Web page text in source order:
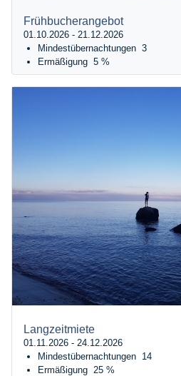
Frühbucherangebot
01.10.2026 - 21.12.2026
Mindestübernachtungen 3
Ermäßigung 5 %
Langzeitmiete
01.11.2026 - 24.12.2026
Mindestübernachtungen 14
Ermäßigung 25 %